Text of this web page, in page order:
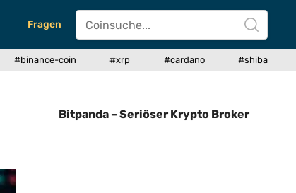
Fragen
#binance-coin #xrp #cardano #shiba
Bitpanda – Seriöser Krypto Broker